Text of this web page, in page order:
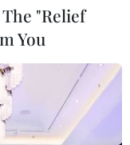
"Relief
You